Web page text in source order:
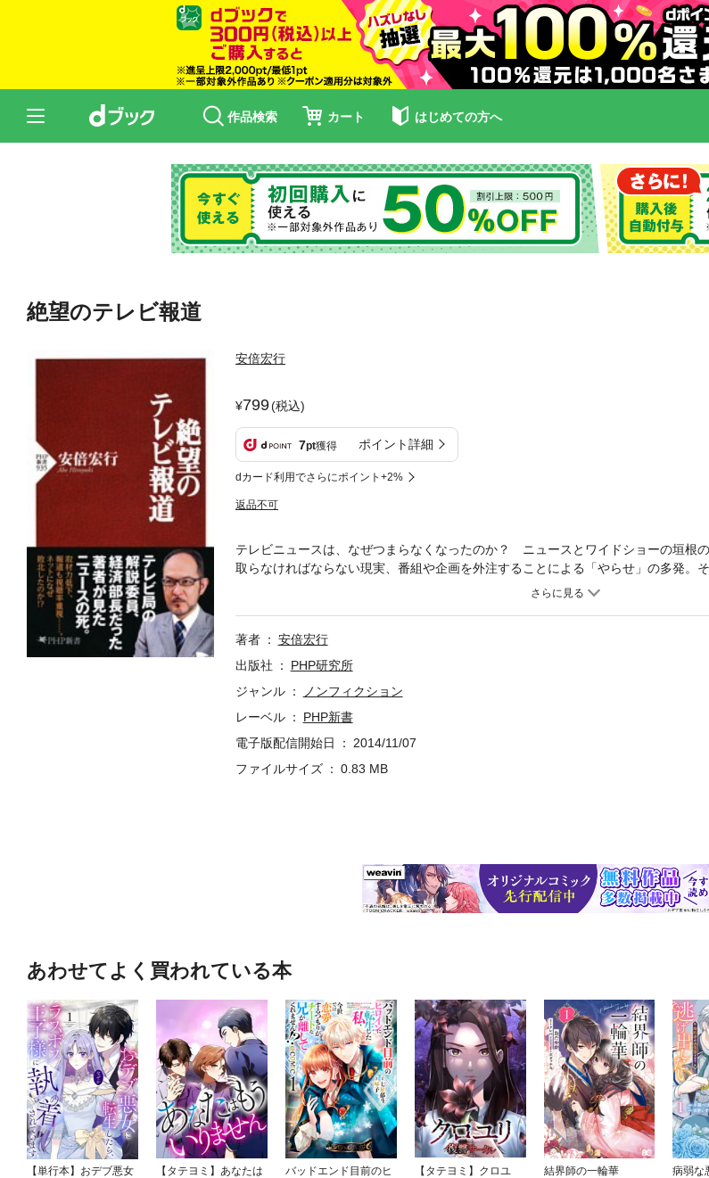
作品検索 カート はじめての方へ
絶望のテレビ報道
安倍宏行
799(税込)
7pt獲得 ポイント詳細
dカード利用でさらにポイント+2%
返品不可
テレビニュースは、なぜつまらなくなったのか？ ニュースとワイドショーの垣根
取らなければならない現実、番組や企画を外注することによる「やらせ」の多発。
くなり、取材力の低下が著しい現場……。テレビは、視聴率に阿（おもね）るあま
後を考える。今アメリカではSNSなどでの「口コミ」で爆発的に情報を広げること
や、莫大なデータを図表を用いてわかりやすく解説する「データ・ジャーナリズム
著者
安倍宏行
出版社
PHP研究所
ジャンル
ノンフィクション
レーベル
PHP新書
電子版配信開始日
2014/11/07
ファイルサイズ
0.83 MB
あわせてよく買われている本
【単行本】おデブ悪女
【タテヨミ】あなたは
バッドエンド目前のヒ
【タテヨミ】クロユ
結界師の一輪華
病弱な